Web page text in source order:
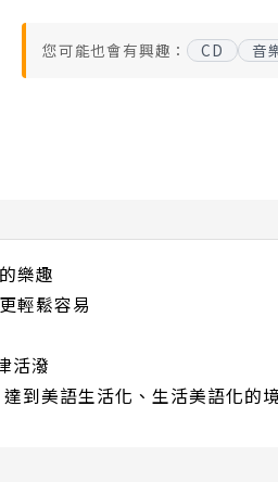
您可能也會有興趣： CD 音
樂趣
輕鬆容易
活潑
到美語生活化、生活美語化的